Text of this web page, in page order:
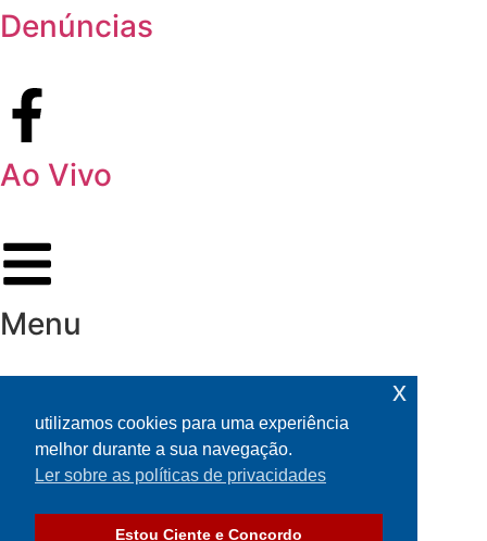
Denúncias
Ao Vivo
Menu
utilizamos cookies para uma experiência
melhor durante a sua navegação.
Ler sobre as políticas de privacidades
Estou Ciente e Concordo
x